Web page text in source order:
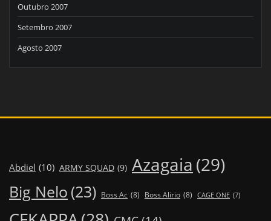
Outubro 2007
Setembro 2007
Agosto 2007
Abdiel (10) ARMY SQUAD (9) Azagaia (29)
Big Nelo (23) Boss Ac (8) Boss Alirio (8) CAGE ONE (7)